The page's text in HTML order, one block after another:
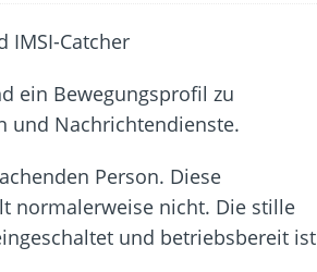
ein Bewegungsprofil zu
und Nachrichtendienste.
Person. Diese
normalerweise nicht. Die stille
und betriebsbereit ist